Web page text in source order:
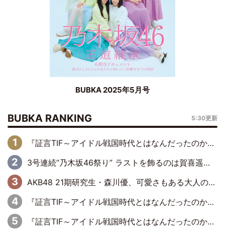
BUBKA 2025年5月号
BUBKA RANKING 5:30更新
『証言TIF～アイドル戦国時代とはなんだったのか～』第6回：でんぱ組.inc・古川未鈴×相沢梨紗「『ハロプロやりたかったな』って言ったら、夢眠ねむさんに『てめえはでんぱ組．incなんだよ！』って肩パンされて(笑)」
3号連続“乃木坂46祭り” ラストを飾るのは賀喜遥香…5年ぶりの登場に「5年分大人になった私を見ていただけたら」
AKB48 21期研究生・森川優、可愛さもある大人の女性に
『証言TIF～アイドル戦国時代とはなんだったのか～』第11回：私立恵比寿中学・真山りか×安本彩花「TIFで10年ぶりのキョンシーメイクをしたら、場を完全に引かせてしまって。時代が変わったんだなって」
『証言TIF～アイドル戦国時代とはなんだったのか～』第10回：さくら学院・武藤彩未×飯田らうら「正直、中3で辞めるというのを信じてなくて。そう言われてはいたけど、嘘でしょって」